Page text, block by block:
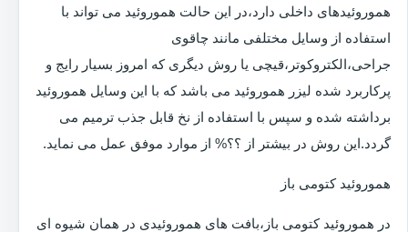
هموروئیدهای داخلی دارد،در این حالت هموروئید می تواند با
استفاده از وسایل مختلفی مانند چاقوی
جراحی،الکتروکوتر،قیچی یا روش دیگری که امروز بسیار رایج و
پرکاربرد شده لیزر هموروئید می باشد که با این وسایل هموروئید
برداشته شده و سپس با استفاده از نخ قابل جذب ترمیم می
گردد.این روش در بیشتر از ؟؟% از موارد موفق عمل می نماید.
هموروئید کتومی باز
در هموروئید کتومی باز،بافت های هموروئیدی در همان شیوه ای